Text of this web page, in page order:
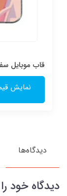
دیدگاه‌ها
دیدگاه خود